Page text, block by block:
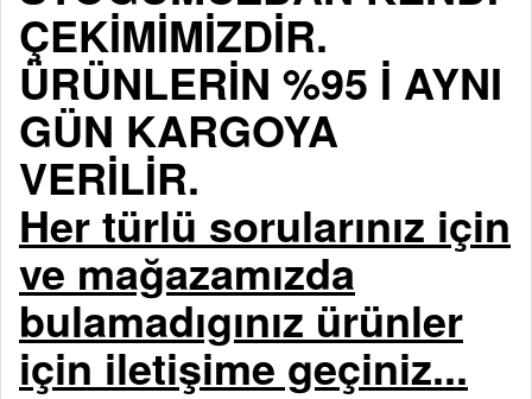
ÇEKİMİMİZDİR.
ÜRÜNLERİN %95 İ AYNI
GÜN KARGOYA
VERİLİR.
Her türlü sorularınız için
ve mağazamızda
bulamadıgınız ürünler
için iletişime geçiniz...